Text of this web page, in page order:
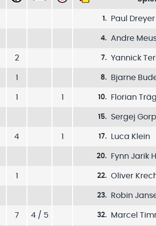
2
1
1 1
4 1
1
7 4 / 5
1 . Paul Dreyer
4. Andre
7. Yannick
8. Bjarne
10. Florian
15. Sergej
17. Luca Klein
20. Fynn Jarik
22. Oliver
23. Robin
32. Marcel